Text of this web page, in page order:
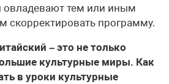
овладевают тем или иным
программу.
– это не только
культурные миры. Как
в уроки культурные